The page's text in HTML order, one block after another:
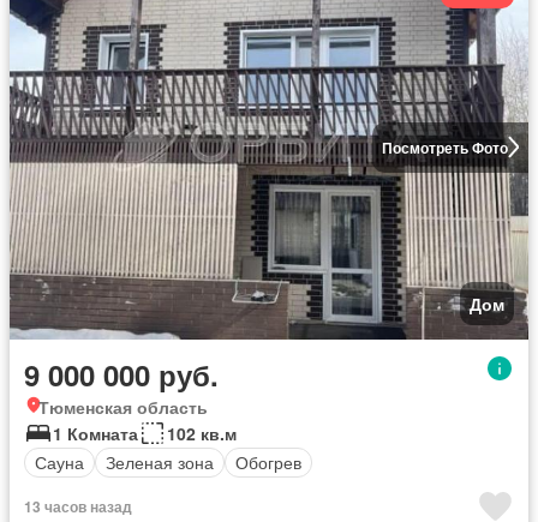
Посмотреть Фото
Дом
9 000 000 руб.
Тюменская область
1 Комната
102 кв.м
Сауна
Зеленая зона Обогрев
13 часов назад